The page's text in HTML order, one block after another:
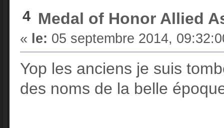
4 Medal of Honor Allied
« le: 05 septembre 2014,
Yop les anciens je suis
des noms de la belle